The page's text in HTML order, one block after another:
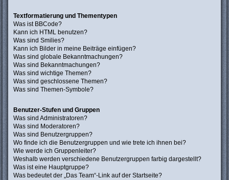
Textformatierung und Thementypen
Was ist BBCode?
Kann ich HTML benutzen?
Was sind Smilies?
Kann ich Bilder in meine Beiträge einfügen?
Was sind globale Bekanntmachungen?
Was sind Bekanntmachungen?
Was sind wichtige Themen?
Was sind geschlossene Themen?
Was sind Themen-Symbole?
Benutzer-Stufen und Gruppen
Was sind Administratoren?
Was sind Moderatoren?
Was sind Benutzergruppen?
Wo finde ich die Benutzergruppen und wie trete ich ihnen bei?
Wie werde ich Gruppenleiter?
Weshalb werden verschiedene Benutzergruppen farbig dargestellt?
Was ist eine Hauptgruppe?
Was bedeutet der „Das Team“-Link auf der Startseite?